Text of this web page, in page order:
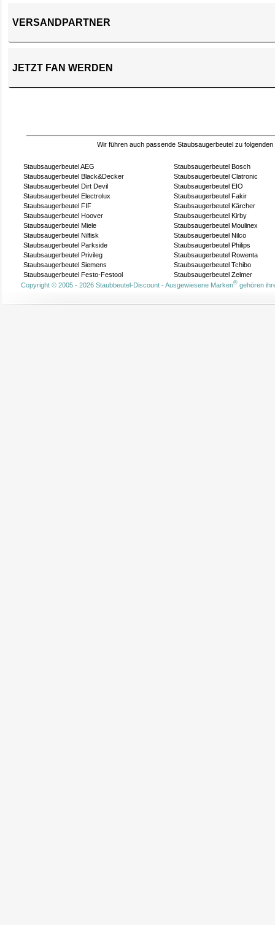
VERSANDPARTNER
JETZT FAN WERDEN
Wir führen auch passende Staubsaugerbeutel zu folgenden
Staubsaugerbeutel AEG
Staubsaugerbeutel Bosch
Staubsaugerbeutel Black&Decker
Staubsaugerbeutel Clatronic
Staubsaugerbeutel Dirt Devil
Staubsaugerbeutel EIO
Staubsaugerbeutel Electrolux
Staubsaugerbeutel Fakir
Staubsaugerbeutel FIF
Staubsaugerbeutel Kärcher
Staubsaugerbeutel Hoover
Staubsaugerbeutel Kirby
Staubsaugerbeutel Miele
Staubsaugerbeutel Moulinex
Staubsaugerbeutel Nilfisk
Staubsaugerbeutel Nilco
Staubsaugerbeutel Parkside
Staubsaugerbeutel Philips
Staubsaugerbeutel Privileg
Staubsaugerbeutel Rowenta
Staubsaugerbeutel Siemens
Staubsaugerbeutel Tchibo
Staubsaugerbeutel Festo-Festool
Staubsaugerbeutel Zelmer
Copyright © 2005 - 2026 Staubbeutel-Discount - Ausgewiesene Marken®gehören